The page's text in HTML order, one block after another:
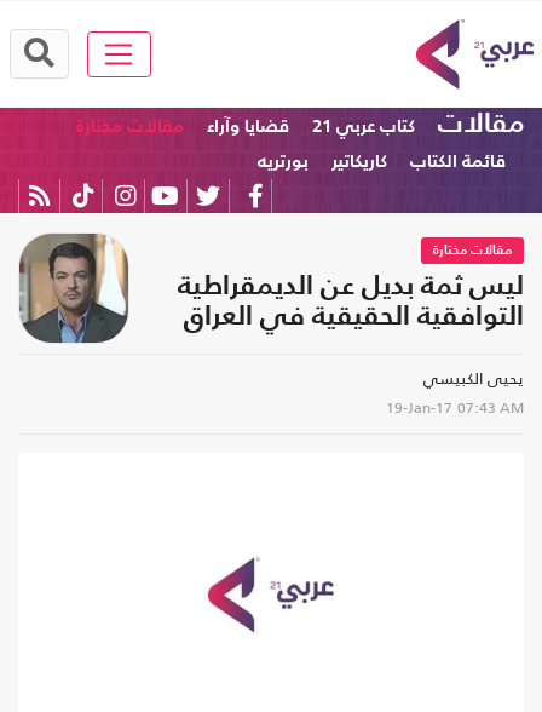
مقالات كتاب عربي 21 قضايا وآراء
مقالات مختارة
قائمة الكتاب
كاريكاتير بورتريه
مقالات مختارة
ليس ثمة بديل عن الديمقراطية
التوافقية الحقيقية في العراق
يحيى الكبيسي
19-Jan-17 07:43 AM